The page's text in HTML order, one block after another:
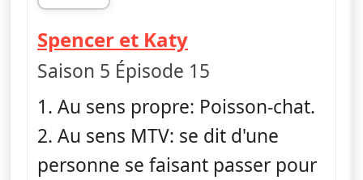
fin 18h09
Spencer et Katy— Catfish :
Saison 5 Épisode 15
1. Au sens propre: Poisson-chat.
2. Au sens MTV: se dit d'une
personne se faisant passer pour